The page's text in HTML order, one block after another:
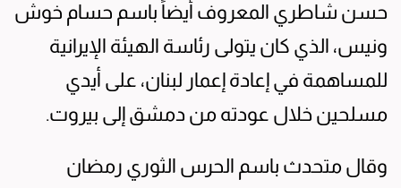
حسن شاطري المعروف أيضاً باسم حسام خوش
ونيس، الذي كان يتولى رئاسة الهيئة الإيرانية
للمساهمة في إعادة إعمار لبنان، على أيدي
مسلحين خلال عودته من دمشق إلى بيروت.
وقال متحدث باسم الحرس الثوري رمضان